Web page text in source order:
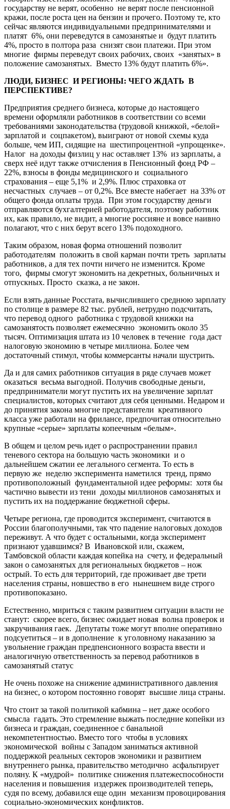
государству не верят, особенно не верят после пенсионной
кражи, после роста цен на бензин и прочего. Поэтому те, кто
сейчас являются индивидуальными предпринимателями и
платят 6%, они переведутся в самозанятые и будут платить
4%, просто в полтора раза снизят свои платежи. При этом
многие фирмы переведут своих рабочих, своих «занятых» в
положение самозанятых. Вместо 13% будут платить 6%».
ЛЮДИ, БИЗНЕС И РЕГИОНЫ: ЧЕГО ЖДАТЬ В
ПЕРСПЕКТИВЕ?
Предприятия среднего бизнеса, которые до настоящего
времени оформляли работников в соответствии со всеми
требованиями законодательства (трудовой книжкой, «белой»
зарплатой и соцпакетом), выиграют от новой схемы куда
больше, чем ИП, сидящие на шестипроцентной «упрощенке».
Налог на доходы физлиц у нас оставляет 13% из зарплаты, а
сверх неё идут также отчисления в Пенсионный фонд РФ –
22%, взносы в фонды медицинского и социального
страхования – еще 5,1% и 2,9%. Плюс страховка от
несчастных случаев – от 0,2%. Все вместе набегает на 33% от
общего фонда оплаты труда. При этом государству деньги
отправляются бухгалтерией работодателя, поэтому работник
их, как правило, не видит, а многие россияне и вовсе наивно
полагают, что с них берут всего 13% подоходного.
Таким образом, новая форма отношений позволит
работодателям положить в свой карман почти треть зарплаты
работников, а для тех почти ничего не изменится. Кроме
того, фирмы смогут экономить на декретных, больничных и
отпускных. Просто сказка, а не закон.
Если взять данные Росстата, вычислившего среднюю зарплату
по столице в размере 82 тыс. рублей, нетрудно подсчитать,
что перевод одного работника с трудовой книжки на
самозанятость позволяет ежемесячно экономить около 35
тысяч. Оптимизация штата из 10 человек в течение года даст
налоговую экономию в четыре миллиона. Более чем
достаточный стимул, чтобы коммерсанты начали шустрить.
Да и для самих работников ситуация в ряде случаев может
оказаться весьма выгодной. Получив свободные деньги,
предприниматели могут пустить их на увеличение зарплат
специалистов, которых считают для себя ценными. Недаром и
до принятия закона многие представители креативного
класса уже работали на фрилансе, предпочитая относительно
крупные «серые» зарплаты копеечным «белым».
В общем и целом речь идет о распространении правил
теневого сектора на большую часть экономики и о
дальнейшем сжатии ее легального сегмента. То есть в
первую же неделю эксперимента наметился тренд, прямо
противоположный фундаментальной идее реформы: хотя бы
частично вывести из тени доходы миллионов самозанятых и
пустить их на поддержание бюджетной сферы.
Четыре региона, где проводится эксперимент, считаются в
России благополучными, так что падение налоговых доходов
переживут. А что будет с остальными, когда эксперимент
признают удавшимся? В Ивановской или, скажем,
Тамбовской области каждая копейка на счету, и федеральный
закон о самозанятых для региональных бюджетов – нож
острый. То есть для территорий, где проживает две трети
населения страны, новшество в его нынешнем виде строго
противопоказано.
Естественно, мириться с таким развитием ситуации власти не
станут: скорее всего, бизнес ожидает новая волна проверок и
закручивания гаек. Депутаты тоже могут вполне оперативно
подсуетиться – и в дополнение к уголовному наказанию за
увольнение граждан предпенсионного возраста ввести и
аналогичную ответственность за перевод работников в
самозанятый статус
Не очень похоже на снижение административного давления
на бизнес, о котором постоянно говорят высшие лица страны.
Что стоит за такой политикой кабмина – нет даже особого
смысла гадать. Это стремление выжать последние копейки из
бизнеса и граждан, соединенное с банальной
некомпетентностью. Вместо того чтобы в условиях
экономической войны с Западом заниматься активной
поддержкой реальных секторов экономики и развитием
внутреннего рынка, правительство методично асфальтирует
поляну. К «мудрой» политике снижения платежеспособности
населения и повышения издержек производителей теперь,
судя по всему, добавился еще один механизм провоцирования
социально-экономических конфликтов.